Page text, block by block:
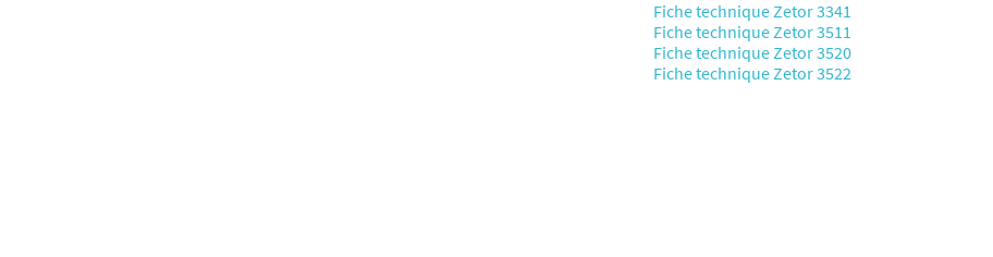
Fiche technique Zetor 3341
Fiche technique Zetor 3511
Fiche technique Zetor 3520
Fiche technique Zetor 3522